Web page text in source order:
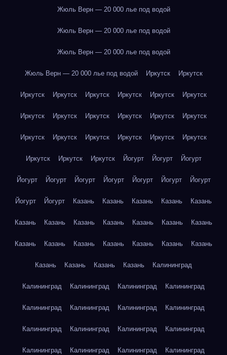
Жюль Верн — 20 000 лье под водой
Жюль Верн — 20 000 лье под водой
Жюль Верн — 20 000 лье под водой
Жюль Верн — 20 000 лье под водой Иркутск Иркутск
Иркутск Иркутск Иркутск Иркутск Иркутск Иркутск
Иркутск Иркутск Иркутск Иркутск Иркутск Иркутск
Иркутск Иркутск Иркутск Иркутск Иркутск Иркутск
Иркутск Иркутск Иркутск Йогурт Йогурт Йогурт
Йогурт Йогурт Йогурт Йогурт Йогурт Йогурт Йогурт
Йогурт Йогурт Казань Казань Казань Казань Казань
Казань Казань Казань Казань Казань Казань Казань
Казань Казань Казань Казань Казань Казань Казань
Казань Казань Казань Казань Калининград
Калининград Калининград Калининград Калининград
Калининград Калининград Калининград Калининград
Калининград Калининград Калининград Калининград
Калининград Калининград Калининград Калининград